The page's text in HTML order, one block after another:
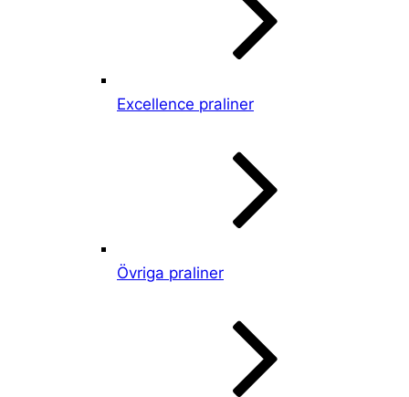
Excellence praliner
Övriga praliner